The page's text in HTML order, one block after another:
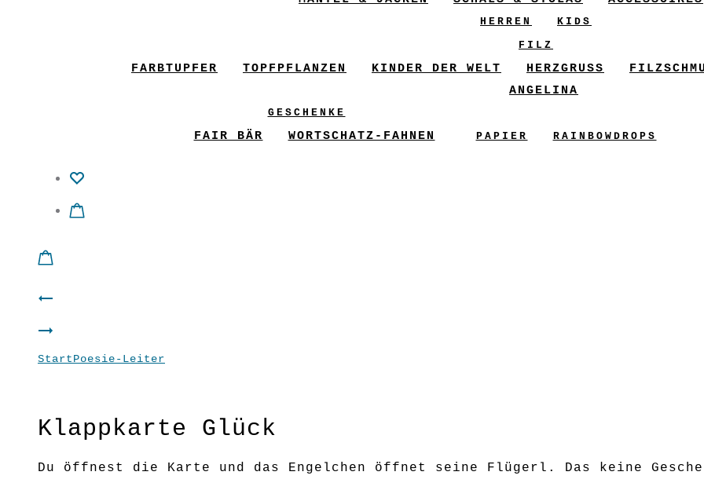
HERREN
KIDS
FILZ
FARBTUPFER TOPFPFLANZEN KINDER DER WELT HERZGRUSS
ANGELINA
GESCHENKE
FAIR BÄR WORTSCHATZ-FAHNEN PAPIER RAINBOWDROPS
Product
navigation
“Schwarz”
Klappkarte
Mut
StartPoesie-Leiter
Klappkarte Glück
Du öffnest die Karte und das Engelchen öffnet seine Flügerl. Das keine